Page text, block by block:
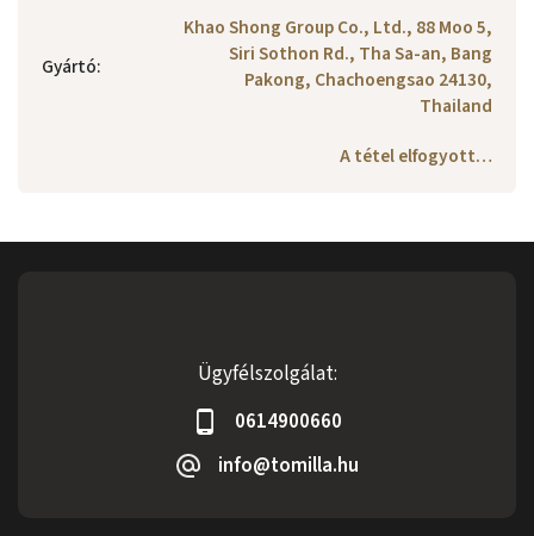
Gyártó:
Khao Shong Group Co., Ltd., 88 Moo 5,
Siri Sothon Rd., Tha Sa-an, Bang
Pakong, Chachoengsao 24130,
Thailand
A tétel elfogyott…
Ügyfélszolgálat:
0614900660
info@tomilla.hu